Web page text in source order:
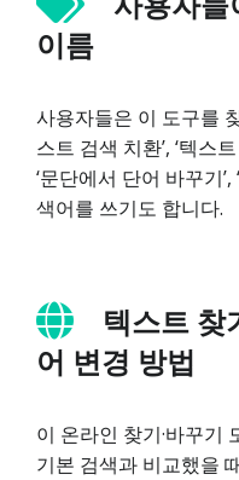
이름
사용자들은 이 도구를
스트 검색 치환’, ‘텍스
‘문단에서 단어 바꾸기
색어를 쓰기도 합니다.
텍스트 찾
어 변경 방법
이 온라인 찾기·바꾸기
기본 검색과 비교했을